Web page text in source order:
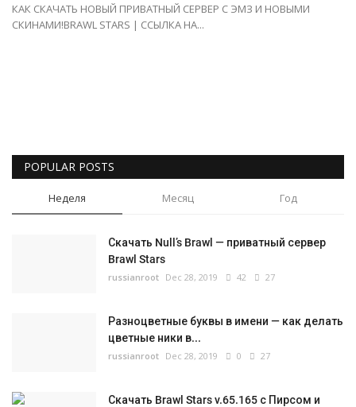
КАК СКАЧАТЬ НОВЫЙ ПРИВАТНЫЙ СЕРВЕР С ЭМЗ И НОВЫМИ
СКИНАМИ!BRAWL STARS | ССЫЛКА НА...
POPULAR POSTS
Неделя Месяц Год
Скачать Null’s Brawl — приватный сервер
Brawl Stars
russianroot Dec 28, 2019 42 27
Разноцветные буквы в имени — как делать
цветные ники в...
russianroot Dec 28, 2019 0 27
Скачать Brawl Stars v.65.165 с Пирсом и